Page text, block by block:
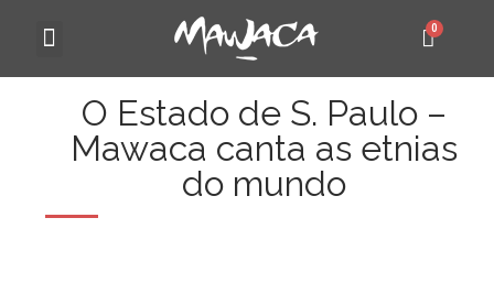
O Estado de S. Paulo –
Mawaca canta as etnias
do mundo